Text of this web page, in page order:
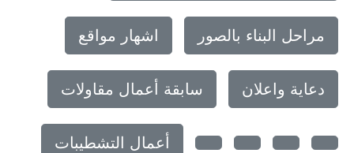
مراحل البناء بالصور اشهار مواقع
دعاية واعلان سابقة أعمال مقاولات
أعمال التشطيبات